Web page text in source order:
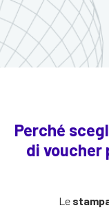
Perché
di voucher
Le